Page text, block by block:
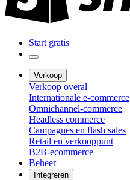
Start gratis
Verkoop
Verkoop overal
Internationale e-commerce
Omnichannel-commerce
Headless commerce
Campagnes en flash sales
Retail en verkooppunt
B2B-ecommerce
Beheer
Integreren